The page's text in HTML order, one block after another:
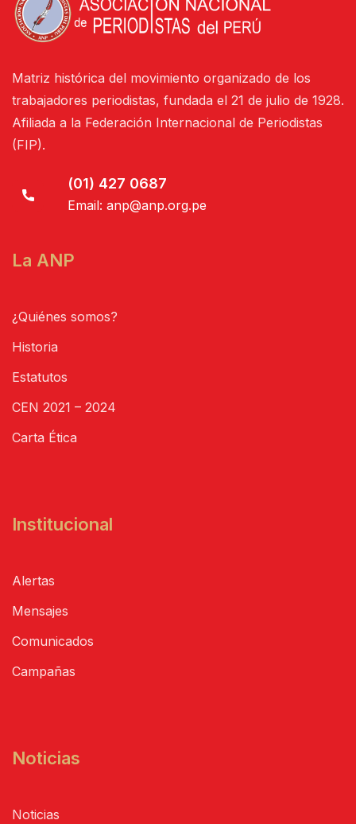
Matriz histórica del movimiento organizado de los
trabajadores periodistas, fundada el 21 de julio de 1928.
Afiliada a la Federación Internacional de Periodistas
(FIP).
(01) 427 0687
Email: anp@anp.org.pe
La ANP
¿Quiénes somos?
Historia
Estatutos
CEN 2021 – 2024
Carta Ética
Institucional
Alertas
Mensajes
Comunicados
Campañas
Noticias
Noticias